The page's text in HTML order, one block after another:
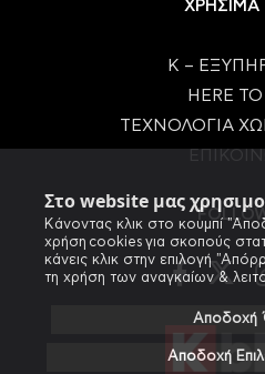
Στο website μας
Κάνοντας κλικ στο κουμπί
χρήση cookies για σκοπούς
κάνεις κλικ στην επιλογή
τη χρήση των αναγκαίων &
Αποδοχή
Αποδοχή
ΧΡΗΣΙΜΑ
Κ –
HERE
ΤΕΧΝΟΛΟΓΙΑ